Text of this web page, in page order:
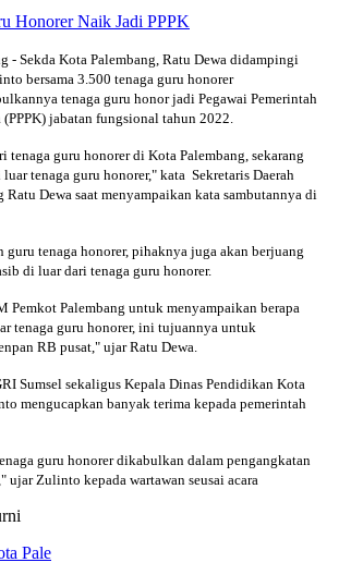
- Sekda Kota Palembang, Ratu Dewa didampingi
bersama 3.500 tenaga guru honorer
tenaga guru honor jadi Pegawai Pemerintah
jabatan fungsional tahun 2022.
tenaga guru honorer di Kota Palembang, sekarang
tenaga guru honorer," kata Sekretaris Daerah
Ratu Dewa saat menyampaikan kata sambutannya di
guru tenaga honorer, pihaknya juga akan berjuang
di luar dari tenaga guru honorer.
Pemkot Palembang untuk menyampaikan berapa
tenaga guru honorer, ini tujuannya untuk
RB pusat," ujar Ratu Dewa.
Sumsel sekaligus Kepala Dinas Pendidikan Kota
mengucapkan banyak terima kepada pemerintah
guru honorer dikabulkan dalam pengangkatan
ujar Zulinto kepada wartawan seusai acara
Pale